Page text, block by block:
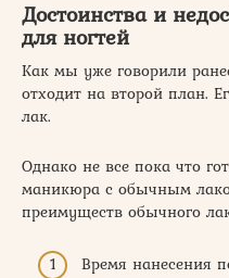
Достоинства и
для ногтей
Как мы уже говорили
отходит на второй план.
лак.
Однако не все пока что
маникюра с обычным
преимуществ обычного
Время нанесения